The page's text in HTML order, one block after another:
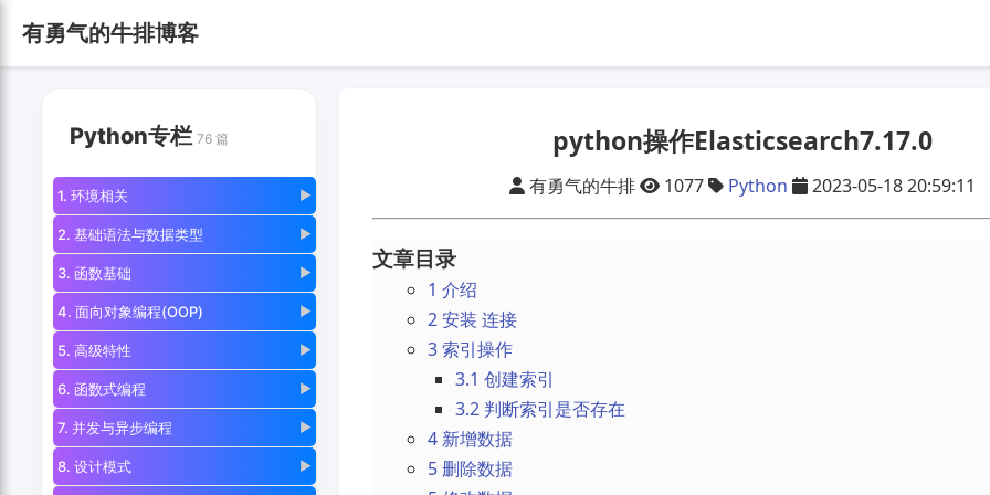
有勇气的牛排博客
Python专栏 76 篇
1. 环境相关 ▶
2. 基础语法与数据类型 ▶
3. 函数基础 ▶
4. 面向对象编程(OOP) ▶
5. 高级特性 ▶
6. 函数式编程 ▶
7. 并发与异步编程 ▶
8. 设计模式 ▶
python操作Elasticsearch7.17.0
有勇气的牛排 1077 Python 2023-05-18 20:59:11
文章目录
1 介绍
2 安装 连接
3 索引操作
3.1 创建索引
3.2 判断索引是否存在
4 新增数据
5 删除数据